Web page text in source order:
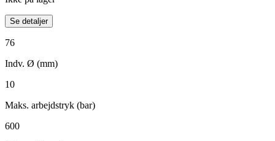
Se detaljer
76
Indv. Ø (mm)
10
Maks. arbejdstryk (bar)
600